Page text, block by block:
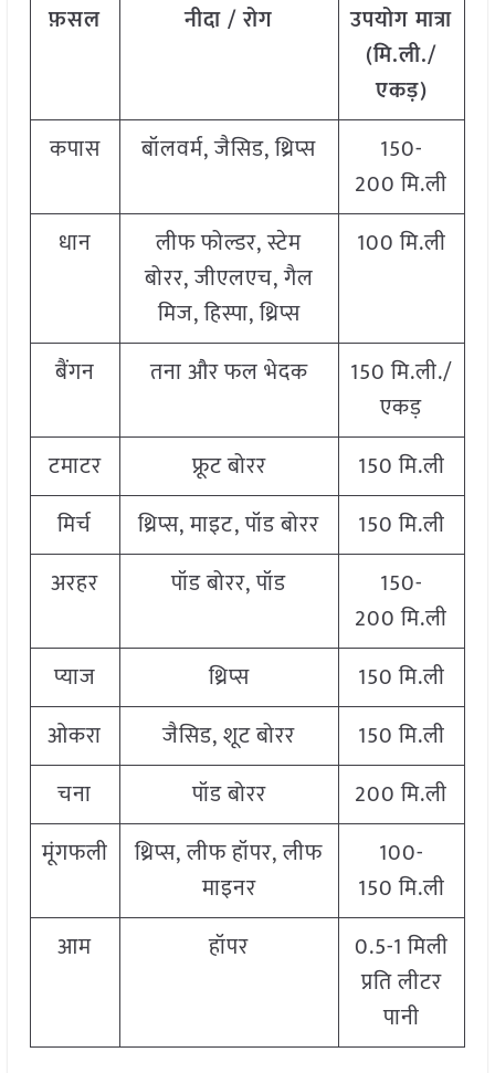
फ़सल नीदा / रोग
उपयोग मात्रा
(मि.ली./
एकड़)
कपास
बॉलवर्म, जैसिड, थ्रिप्स
150-
200 मि.ली
धान
लीफ फोल्डर, स्टेम
बोरर, जीएलएच, गैल
मिज, हिस्पा, थ्रिप्स
100 मि.ली
बैंगन तना और फल भेदक
150 मि.ली./
एकड़
टमाटर
फ्रूट बोरर
150 मि.ली
मिर्च
थ्रिप्स, माइट, पॉड बोरर
150 मि.ली
अरहर
पॉड बोरर, पॉड
150-
200 मि.ली
प्याज
थ्रिप्स
150 मि.ली
ओकरा
जैसिड, शूट बोरर
150 मि.ली
चना
पॉड बोरर
200 मि.ली
मूंगफली
थ्रिप्स, लीफ हॉपर, लीफ
माइनर
100-
150 मि.ली
आम
हॉपर
0.5-1 मिली
प्रति लीटर
पानी